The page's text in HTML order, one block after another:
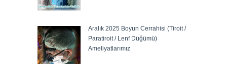
Aralık 2025 Boyun Cerrahisi (Tiroit /
Paratiroit / Lenf Düğümü)
Ameliyatlarımız